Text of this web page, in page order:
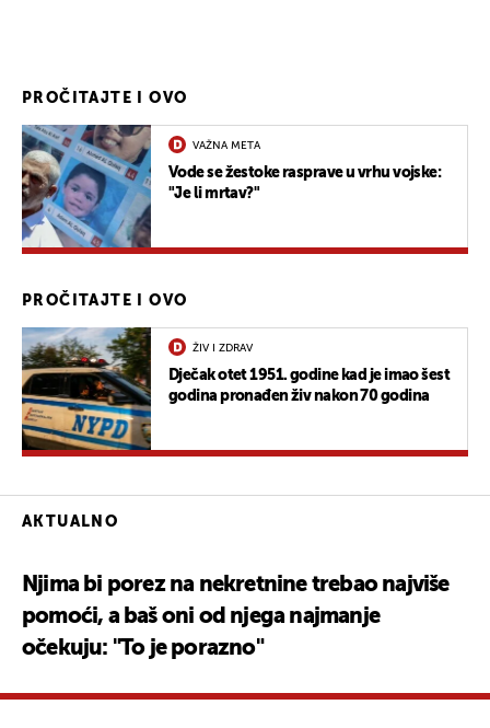
PROČITAJTE I OVO
VAŽNA META
Vode se žestoke rasprave u vrhu vojske:
"Je li mrtav?"
PROČITAJTE I OVO
ŽIV I ZDRAV
Dječak otet 1951. godine kad je imao šest
godina pronađen živ nakon 70 godina
AKTUALNO
Njima bi porez na nekretnine trebao najviše
pomoći, a baš oni od njega najmanje
očekuju: "To je porazno"